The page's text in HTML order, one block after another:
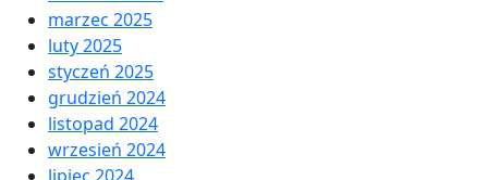
marzec 2025
luty 2025
styczeń 2025
grudzień 2024
listopad 2024
wrzesień 2024